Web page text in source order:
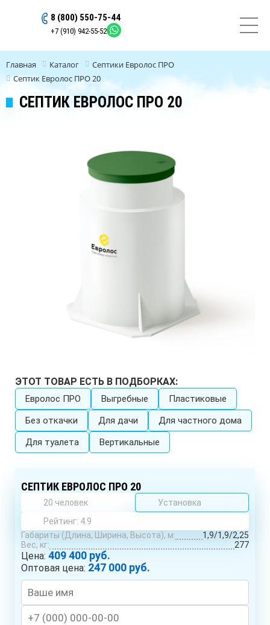
8 (800) 550-75-44
+7 (910) 942-55-52
Главная Каталог
Септики Евролос ПРО
Септик Евролос ПРО 20
СЕПТИК ЕВРОЛОС ПРО 20
ЭТОТ ТОВАР ЕСТЬ В ПОДБОРКАХ:
Евролос ПРО Выгребные
Пластиковые
Без откачки
Для дачи
Для частного дома
Для туалета
Вертикальные
СЕПТИК ЕВРОЛОС ПРО 20
20 человек
Установка
Рейтинг: 4.9
Габариты (Длина, Ширина, Высота), м:
1,9/1,9/2,25
Вес, кг:
277
Цена: 409 400 руб.
Оптовая цена: 247 000 руб.